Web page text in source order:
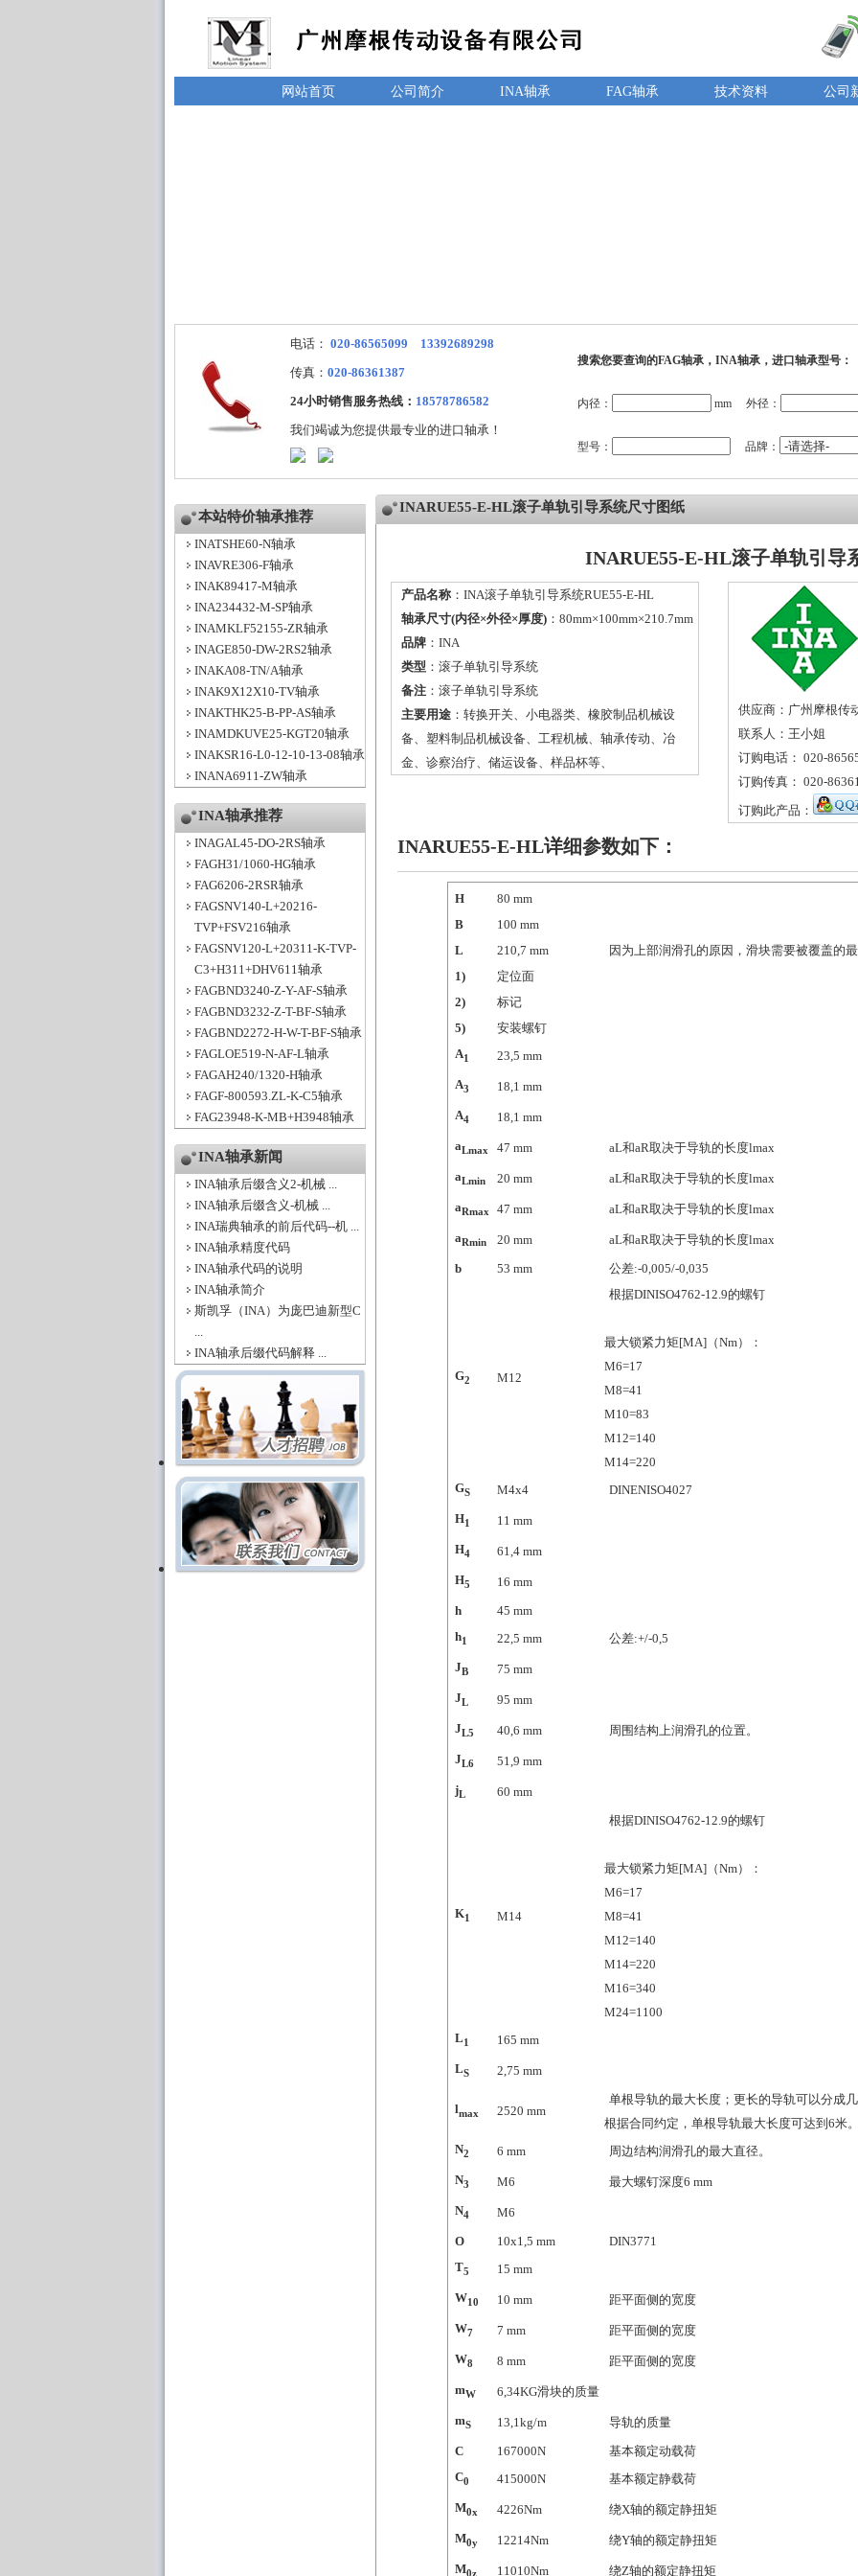
网站首页 公司简介 INA轴承 FAG轴承 技术资料 公司
电话： 020-86565099 13392689298
传真： 020-86361387
24小时销售服务热线： 18578786582
我们竭诚为您提供最专业的进口轴承！
搜索您要查询的FAG轴承，INA轴承，进口轴承型号：
内径： mm 外径：
型号： 品牌：
本站特价轴承推荐
INATSHE60-N轴承
INAVRE306-F轴承
INAK89417-M轴承
INA234432-M-SP轴承
INAMKLF52155-ZR轴承
INAGE850-DW-2RS2轴承
INAKA08-TN/A轴承
INAK9X12X10-TV轴承
INAKTHK25-B-PP-AS轴承
INAMDKUVE25-KGT20轴承
INAKSR16-L0-12-10-13-08轴承
INANA6911-ZW轴承
INA轴承推荐
INAGAL45-DO-2RS轴承
FAGH31/1060-HG轴承
FAG6206-2RSR轴承
FAGSNV140-L+20216-
TVP+FSV216轴承
FAGSNV120-L+20311-K-TVP-
C3+H311+DHV611轴承
FAGBND3240-Z-Y-AF-S轴承
FAGBND3232-Z-T-BF-S轴承
FAGBND2272-H-W-T-BF-S轴承
FAGLOE519-N-AF-L轴承
FAGAH240/1320-H轴承
FAGF-800593.ZL-K-C5轴承
FAG23948-K-MB+H3948轴承
INA轴承新闻
INA轴承后缀含义2-机械 ...
INA轴承后缀含义-机械 ...
INA瑞典轴承的前后代码--机 ...
INA轴承精度代码
INA轴承代码的说明
INA轴承简介
斯凯孚（INA）为庞巴迪新型C
...
INA轴承后缀代码解释 ...
INARUE55-E-HL滚子单轨引导系统尺寸图纸
INARUE55-E-HL滚子单轨引导
产品名称 ：INA滚子单轨引导系统RUE55-E-HL
轴承尺寸(内径×外径×厚度) ：80mm×100mm×210.7mm
品牌 ： INA
类型 ： 滚子单轨引导系统
备注 ：滚子单轨引导系统
主要用途 ：转换开关、小电器类、橡胶制品机械设
备、塑料制品机械设备、工程机械、轴承传动、冶
金、诊察治疗、储运设备、样品杯等、
供应商：广州摩根传
联系人：王小姐
订购电话： 020-
订购传真： 020-
订购此产品：
INARUE55-E-HL详细参数如下：
H 80 mm
B
100 mm
L
210,7 mm
因为上部润滑孔的原因，滑块需要被覆盖的
1)
定位面
2)
标记
5)
安装螺钉
A1 23,5 mm
A3 18,1 mm
A4 18,1 mm
aLmax 47 mm
aL和aR取决于导轨的长度lmax
aLmin 20 mm
aL和aR取决于导轨的长度lmax
aRmax 47 mm
aL和aR取决于导轨的长度lmax
aRmin 20 mm
aL和aR取决于导轨的长度lmax
b
53 mm 公差:-0,005/-0,035
G2 M12
根据DINISO4762-12.9的螺钉
最大锁紧力矩[MA]（Nm）：
M6=17
M8=41
M10=83
M12=140
M14=220
GS M4x4
DINENISO4027
H1 11 mm
H4 61,4 mm
H5 16 mm
h
45 mm
h1 22,5 mm
公差:+/-0,5
JB 75 mm
JL 95 mm
JL5 40,6 mm
周围结构上润滑孔的位置。
JL6 51,9 mm
jL 60 mm
K1 M14
根据DINISO4762-12.9的螺钉
最大锁紧力矩[MA]（Nm）：
M6=17
M8=41
M12=140
M14=220
M16=340
M24=1100
L1 165 mm
LS 2,75 mm
lmax 2520 mm
单根导轨的最大长度；更长的导轨可以分成
根据合同约定，单根导轨最大长度可达到6米
N2 6 mm
周边结构润滑孔的最大直径。
N3 M6
最大螺钉深度6 mm
N4
M6
O
10x1,5 mm
DIN3771
T5 15 mm
W10 10 mm
距平面侧的宽度
W7 7 mm
距平面侧的宽度
W8 8 mm
距平面侧的宽度
mW 6,34KG滑块的质量
mS 13,1kg/m
导轨的质量
C
167000N
基本额定动载荷
C0 415000N
基本额定静载荷
M0x 4226Nm
绕X轴的额定静扭矩
M0y 12214Nm
绕Y轴的额定静扭矩
M0z 11010Nm 绕Z轴的额定静扭矩